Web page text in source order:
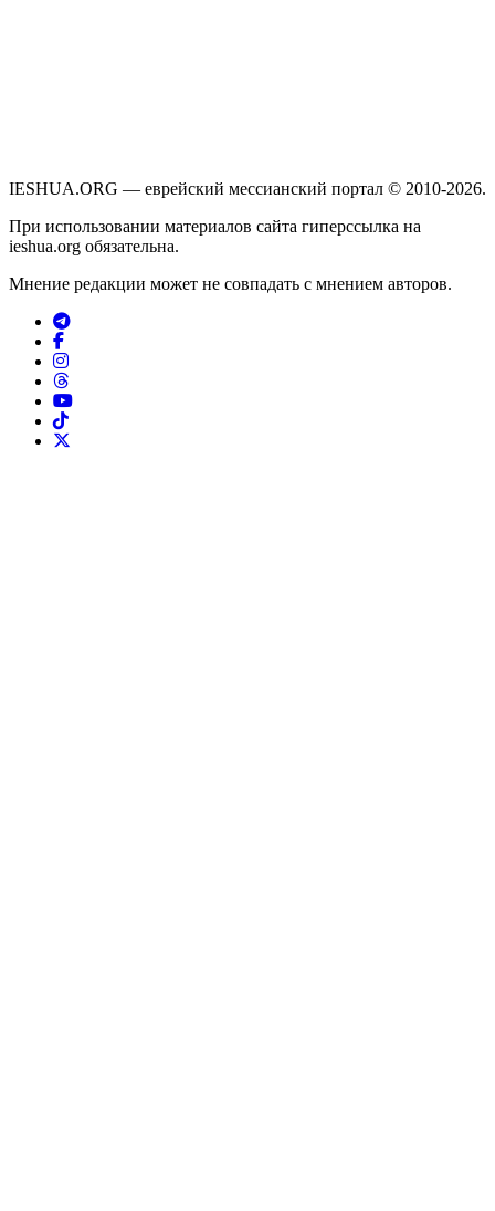
IESHUA.ORG — еврейский мессианский портал © 2010-2026.
При использовании материалов сайта гиперссылка на
ieshua.org обязательна.
Мнение редакции может не совпадать с мнением авторов.